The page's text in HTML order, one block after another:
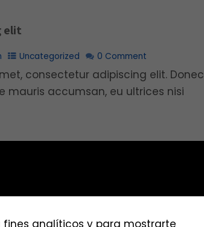
elit
Uncategorized 0 Comment
consectetur adipiscing elit. Donec
mauris accumsan, eu ultrices nisi
fines analíticos y para mostrarte